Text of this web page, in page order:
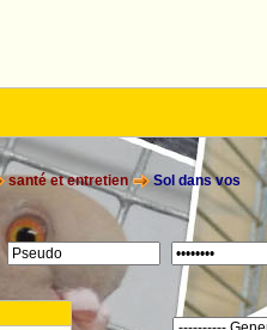
santé et entretien
Sol dans vos
: